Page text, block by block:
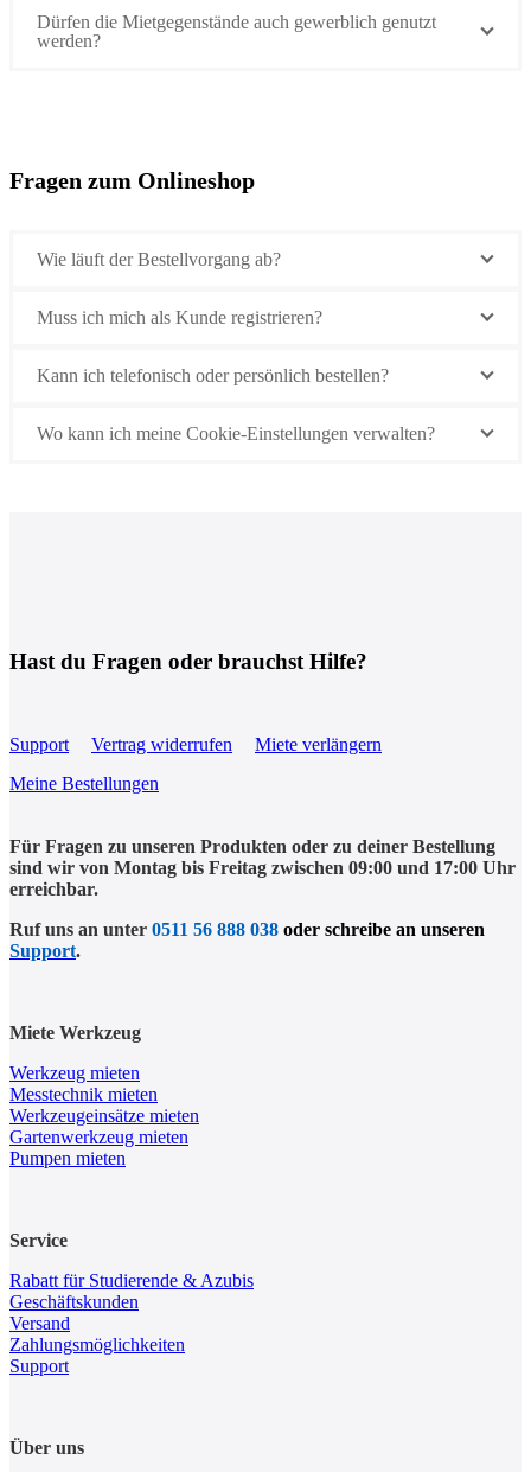
Dürfen die Mietgegenstände auch gewerblich genutzt
werden?
Fragen zum Onlineshop
Wie läuft der Bestellvorgang ab?
Muss ich mich als Kunde registrieren?
Kann ich telefonisch oder persönlich bestellen?
Wo kann ich meine Cookie-Einstellungen verwalten?
Hast du Fragen oder brauchst Hilfe?
Support Vertrag widerrufen
Miete verlängern
Meine Bestellungen
Für Fragen zu unseren Produkten oder zu deiner Bestellung
sind wir von Montag bis Freitag zwischen 09:00 und 17:00 Uhr
erreichbar.
Ruf uns an unter 0511 56 888 038 oder schreibe an unseren
Support.
Miete Werkzeug
Werkzeug mieten
Messtechnik mieten
Werkzeugeinsätze mieten
Gartenwerkzeug mieten
Pumpen mieten
Service
Rabatt für Studierende & Azubis
Geschäftskunden
Versand
Zahlungsmöglichkeiten
Support
Über uns